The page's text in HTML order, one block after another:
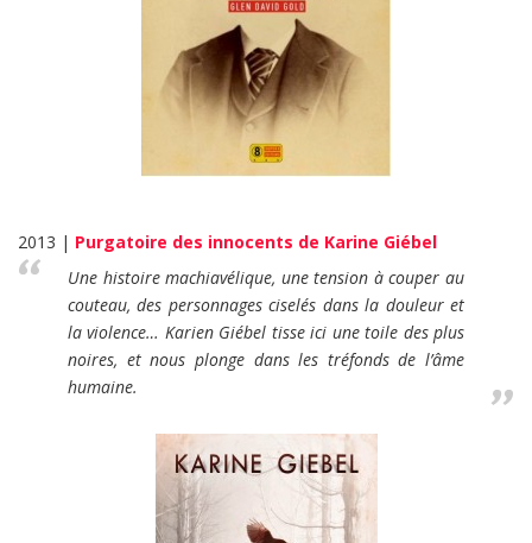
2013 | Purgatoire des innocents de Karine Giébel
Une histoire machiavélique, une tension à couper au
couteau, des personnages ciselés dans la douleur et
la violence… Karien Giébel tisse ici une toile des plus
noires, et nous plonge dans les tréfonds de l’âme
humaine.